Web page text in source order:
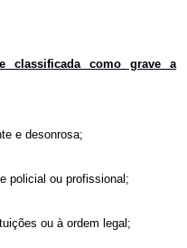
classificada como grave a
e desonrosa;
policial ou profissional;
ou à ordem legal;